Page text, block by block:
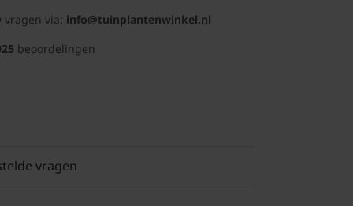
vragen via: info@tuinplantenwinkel.nl
beoordelingen
vragen